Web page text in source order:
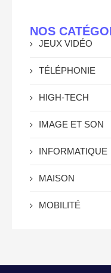
NOS
JEUX VIDÉO
TÉLÉPHONIE
HIGH-TECH
IMAGE ET SON
INFORMATIQUE
MAISON
MOBILITÉ